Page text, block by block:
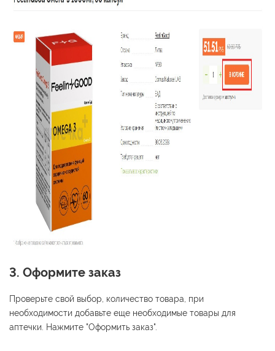
3. Оформите заказ
Проверьте свой выбор, количество товара, при
необходимости добавьте еще необходимые товары для
аптечки. Нажмите "Оформить заказ".